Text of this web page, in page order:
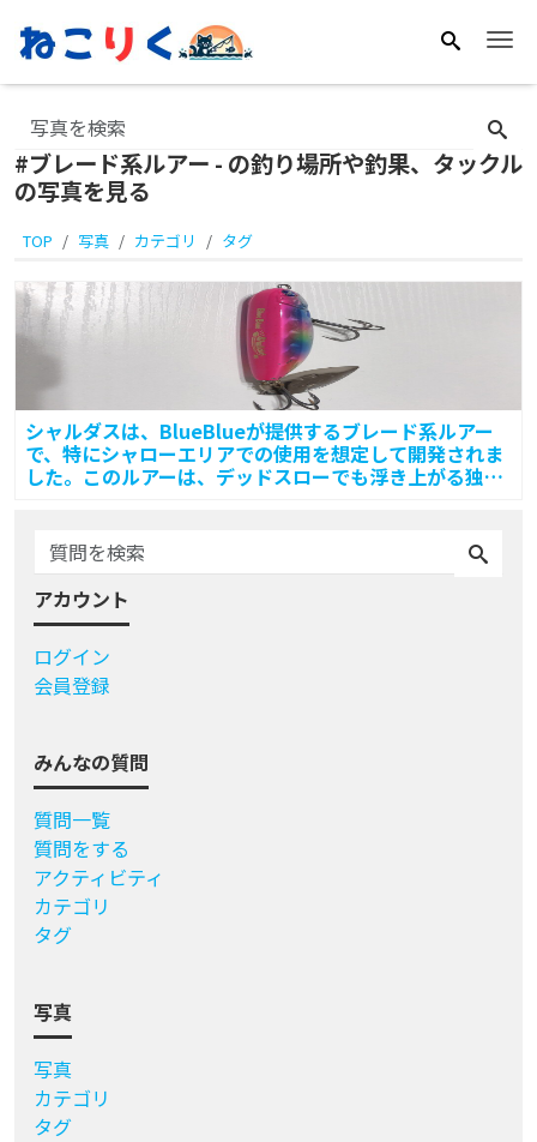
#ブレード系ルアー - の釣り場所や釣果、タックル
の写真を見る
TOP 写真 カテゴリ タグ
シャルダスは、BlueBlueが提供するブレード系ルアー
で、特にシャローエリアでの使用を想定して開発されま
した。このルアーは、デッドスローでも浮き上がる独自
アカウント
ログイン
会員登録
みんなの質問
質問一覧
質問をする
アクティビティ
カテゴリ
タグ
写真
写真
カテゴリ
タグ